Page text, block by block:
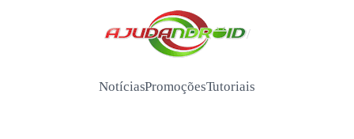
/
NotíciasPromoçõesTutoriais